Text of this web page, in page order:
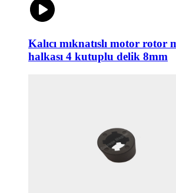
Kalıcı mıknatıslı motor rotor
halkası 4 kutuplu delik 8mm